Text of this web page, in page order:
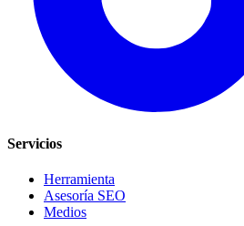
Servicios
Herramienta
Asesoría SEO
Medios